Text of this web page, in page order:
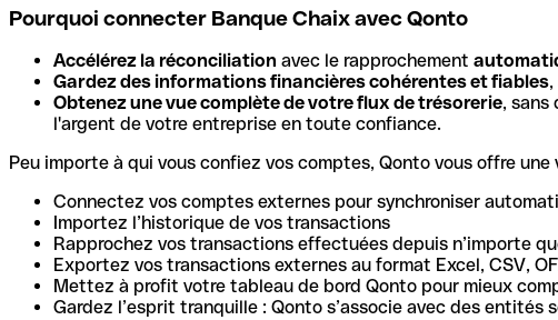
Pourquoi connecter Banque Chaix avec Qonto
Accélérez la réconciliation avec le rapprochement
Gardez des informations financières cohérentes et fiables
Obtenez une vue complète de votre flux de trésorerie, sans
l'argent de votre entreprise en toute confiance.
Peu importe à qui vous confiez vos comptes, Qonto vous offre
Connectez vos comptes externes pour synchroniser
Importez l’historique de vos transactions
Rapprochez vos transactions effectuées depuis n’importe
Exportez vos transactions externes au format Excel, CSV,
Mettez à profit votre tableau de bord Qonto pour mieux
Gardez l’esprit tranquille : Qonto s’associe avec des